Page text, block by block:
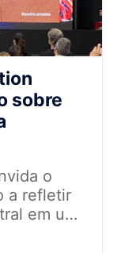
sobre
o
a refletir
em um